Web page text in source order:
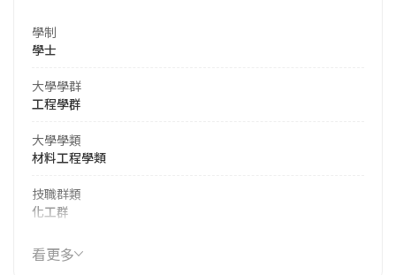
學制
學士
大學學群
工程學群
大學學類
材料工程學類
技職群類
化工群
114年學費
16,830 元/學期
看更多